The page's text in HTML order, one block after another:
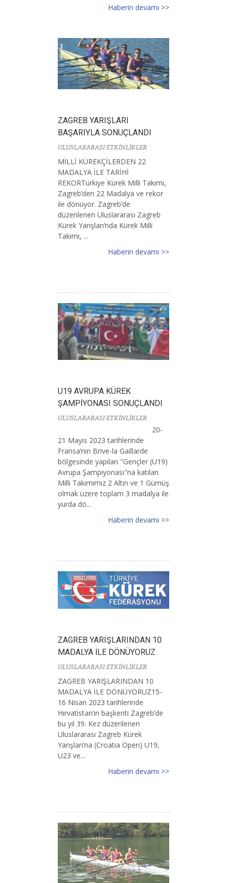
Haberin devamı >>
ZAGREB YARIŞLARI
BAŞARIYLA SONUÇLANDI
ULUSLARARASI ETKİNLİKLER
MİLLİ KÜREKÇİLERDEN 22
MADALYA İLE TARİHİ
REKORTürkiye Kürek Milli Takımı,
Zagreb’den 22 Madalya ve rekor
ile dönüyor. Zagreb’de
düzenlenen Uluslararası Zagreb
Kürek Yarışları’nda Kürek Milli
Takımı, ...
Haberin devamı >>
U19 AVRUPA KÜREK
ŞAMPİYONASI SONUÇLANDI
ULUSLARARASI ETKİNLİKLER
20-
21 Mayıs 2023 tarihlerinde
Fransa’nın Brive-la Gaillarde
bölgesinde yapılan "Gençler (U19)
Avrupa Şampiyonası"na katılan
Milli Takımımız 2 Altın ve 1 Gümüş
olmak üzere toplam 3 madalya ile
yurda dö...
Haberin devamı >>
ZAGREB YARIŞLARINDAN 10
MADALYA İLE DÖNÜYORUZ
ULUSLARARASI ETKİNLİKLER
ZAGREB YARIŞLARINDAN 10
MADALYA İLE DÖNÜYORUZ15-
16 Nisan 2023 tarihlerinde
Hırvatistan’ın başkenti Zagreb’de
bu yıl 39. Kez düzenlenen
Uluslararası Zagreb Kürek
Yarışları’na (Croatia Open) U19,
U23 ve...
Haberin devamı >>